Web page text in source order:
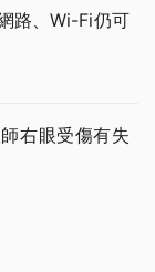
路、Wi-Fi仍可
右眼受傷有失